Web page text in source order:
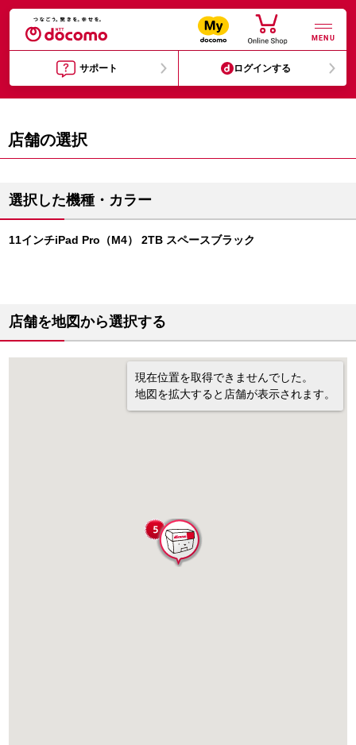
MENU
サポート ログインする
店舗の選択
選択した機種・カラー
11インチiPad Pro（M4） 2TB スペースブラック
店舗を地図から選択する
現在位置を取得できませんでした。
地図を拡大すると店舗が表示されます。